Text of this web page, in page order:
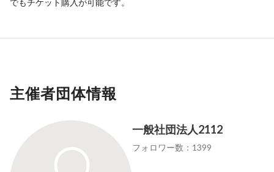
でもチケット購入が可能です。
主催者団体情報
一般社団法人2112
フォロワー数：1399